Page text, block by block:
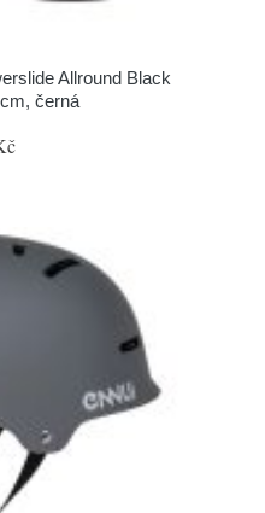
Allround Black
černá